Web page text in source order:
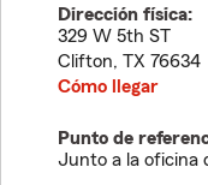
Dirección física:
329 W 5th ST
Clifton, TX 76634
Cómo llegar
Punto de
Junto a la oficina